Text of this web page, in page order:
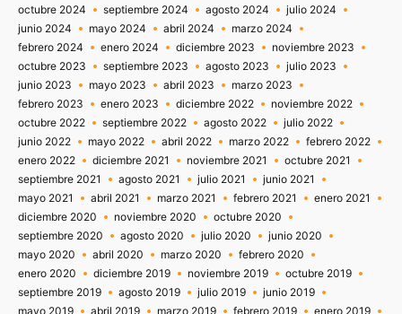
octubre 2024
septiembre 2024 agosto 2024
julio 2024
junio 2024
mayo 2024 abril 2024
marzo 2024
febrero 2024
enero 2024 diciembre 2023
noviembre 2023
octubre 2023
septiembre 2023 agosto 2023
julio 2023
junio 2023
mayo 2023 abril 2023
marzo 2023
febrero 2023
enero 2023 diciembre 2022
noviembre 2022
octubre 2022
septiembre 2022 agosto 2022
julio 2022
junio 2022
mayo 2022 abril 2022 marzo 2022
febrero 2022
enero 2022
diciembre 2021 noviembre 2021
octubre 2021
septiembre 2021
agosto 2021 julio 2021
junio 2021
mayo 2021
abril 2021 marzo 2021 febrero 2021
enero 2021
diciembre 2020
noviembre 2020
octubre 2020
septiembre 2020
agosto 2020 julio 2020
junio 2020
mayo 2020
abril 2020 marzo 2020
febrero 2020
enero 2020
diciembre 2019 noviembre 2019
octubre 2019
septiembre 2019
agosto 2019 julio 2019
junio 2019
mayo 2019
abril 2019 marzo 2019 febrero 2019
enero 2019